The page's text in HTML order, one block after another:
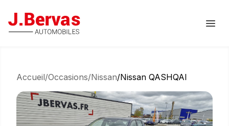
J.Bervas
Accueil/Occasions/Nissan/Nissan QASHQAI